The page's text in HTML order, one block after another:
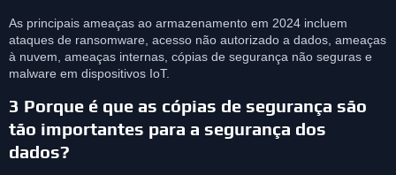
As principais ameaças ao armazenamento em 2024 incluem
ataques de ransomware, acesso não autorizado a dados, ameaças
à nuvem, ameaças internas, cópias de segurança não seguras e
malware em dispositivos IoT.
3 Porque é que as cópias de segurança são
tão importantes para a segurança dos
dados?